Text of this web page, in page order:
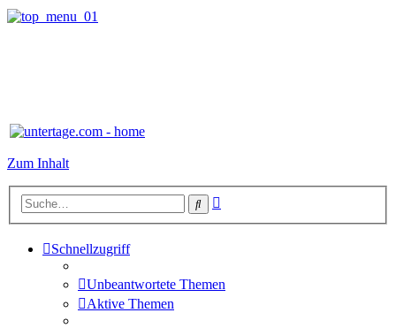
Zum Inhalt
Suche
Schnellzugriff
Unbeantwortete Themen
Aktive Themen